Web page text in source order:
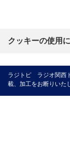
クッキーの使用
ラジトピ ラジオ関西
載、加工をお断りいた